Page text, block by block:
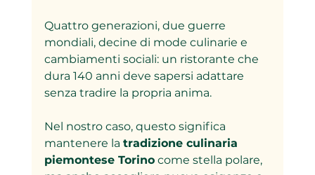
Quattro generazioni, due guerre
mondiali, decine di mode culinarie e
cambiamenti sociali: un ristorante che
dura 140 anni deve sapersi adattare
senza tradire la propria anima.
Nel nostro caso, questo significa
mantenere la tradizione culinaria
piemontese Torino come stella polare,